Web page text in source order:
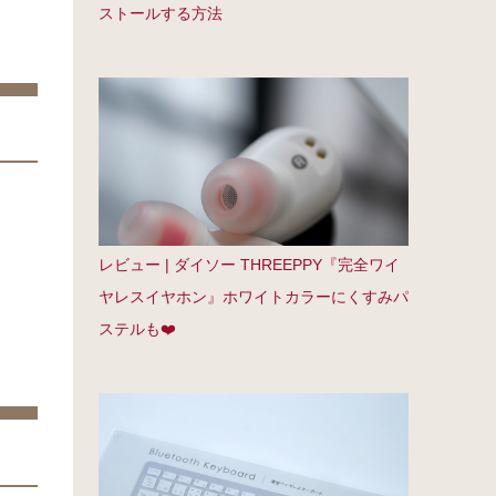
ストールする方法
レビュー | ダイソー THREEPPY『完全ワイ
ヤレスイヤホン』ホワイトカラーにくすみパ
ステルも❤️